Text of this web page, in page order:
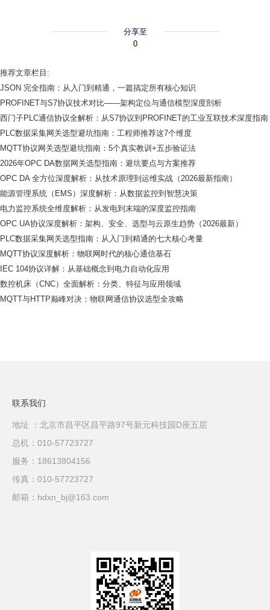
分享至
0
推荐文章栏目:
JSON 完全指南：从入门到精通，一篇搞定所有核心知识
PROFINET与S7协议技术对比——架构定位与通信模型深度剖析
西门子PLC通信协议全解析：从S7协议到PROFINET的工业互联技术深度指南
PLC数据采集网关选型避坑指南：工程师推荐这7个维度
MQTT协议网关选型避坑指南：5个真实教训+五步验证法
2026年OPC DA数据网关选型指南：避坑要点与方案推荐
OPC DA 全方位深度解析：从技术原理到运维实战（2026最新指南）
能源管理系统（EMS）深度解析：从数据监控到智慧决策
电力监控系统全维度解析：从发电到末端的深度监控指南
OPC UA协议深度解析：架构、安全、选型与云原生趋势（2026最新）
PLC数据采集网关选型指南：从入门到精通的七大核心考量
MQTT协议深度解析：物联网时代的核心通信基石
IEC 104协议详解：从基础概念到电力自动化应用
数控机床（CNC）全面解析：分类、特征与应用领域
MQTT与HTTP巅峰对决：物联网通信协议选型全攻略
联系我们
地址 ：北京市昌平区昌平路97号新元科技园D座五层
总机：010-57723727
服务：18613804156
传真：010-57723727
邮箱：hdxn_bj@163.com